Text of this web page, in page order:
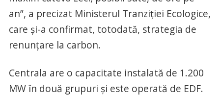
an”, a precizat Ministerul Tranziţiei Ecologice,
care şi-a confirmat, totodată, strategia de
renunţare la carbon.
Centrala are o capacitate instalată de 1.200
MW în două grupuri și este operată de EDF.